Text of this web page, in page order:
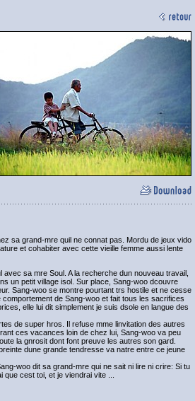
sa grand-mre quil ne connat pas. Mordu de jeux vido
et cohabiter avec cette vieille femme aussi lente
sa mre Soul. A la recherche dun nouveau travail,
un petit village isol. Sur place, Sang-woo dcouvre
Sang-woo se montre pourtant trs hostile et ne cesse
de Sang-woo et fait tous les sacrifices
elle lui dit simplement je suis dsole en langue des
de super hros. Il refuse mme linvitation des autres
ces vacances loin de chez lui, Sang-woo va peu
la gnrosit dont font preuve les autres son gard.
dune grande tendresse va natre entre ce jeune
woo dit sa grand-mre qui ne sait ni lire ni crire: Si tu
cest toi, et je viendrai vite ...